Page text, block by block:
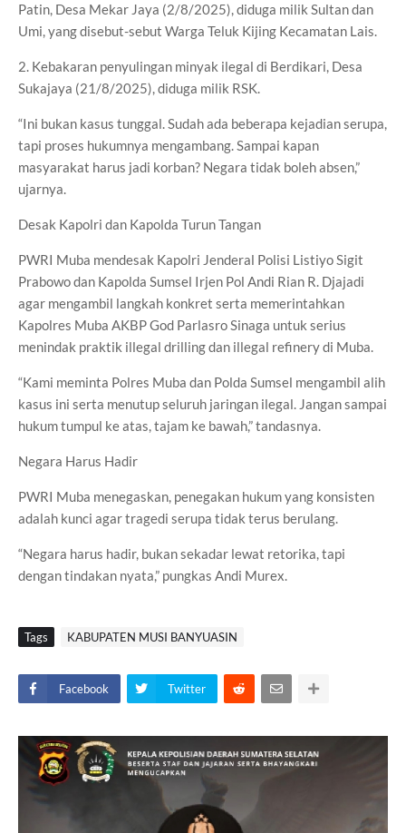
Patin, Desa Mekar Jaya (2/8/2025), diduga milik Sultan dan
Umi, yang disebut-sebut Warga Teluk Kijing Kecamatan Lais.
2. Kebakaran penyulingan minyak ilegal di Berdikari, Desa
Sukajaya (21/8/2025), diduga milik RSK.
“Ini bukan kasus tunggal. Sudah ada beberapa kejadian serupa,
tapi proses hukumnya mengambang. Sampai kapan
masyarakat harus jadi korban? Negara tidak boleh absen,”
ujarnya.
Desak Kapolri dan Kapolda Turun Tangan
PWRI Muba mendesak Kapolri Jenderal Polisi Listiyo Sigit
Prabowo dan Kapolda Sumsel Irjen Pol Andi Rian R. Djajadi
agar mengambil langkah konkret serta memerintahkan
Kapolres Muba AKBP God Parlasro Sinaga untuk serius
menindak praktik illegal drilling dan illegal refinery di Muba.
“Kami meminta Polres Muba dan Polda Sumsel mengambil alih
kasus ini serta menutup seluruh jaringan ilegal. Jangan sampai
hukum tumpul ke atas, tajam ke bawah,” tandasnya.
Negara Harus Hadir
PWRI Muba menegaskan, penegakan hukum yang konsisten
adalah kunci agar tragedi serupa tidak terus berulang.
“Negara harus hadir, bukan sekadar lewat retorika, tapi
dengan tindakan nyata,” pungkas Andi Murex.
Tags KABUPATEN MUSI BANYUASIN
Facebook Twitter